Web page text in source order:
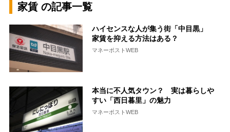
家賃 の記事一覧
ハイセンスな人が集う街「中目黒」
家賃を抑える方法はある？
マネーポストWEB
本当に不人気タウン？ 実は暮らしや
すい「西日暮里」の魅力
マネーポストWEB